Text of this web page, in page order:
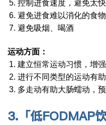
控制进食速度，避免太
避免进食难以消化的食物
避免吸烟、喝酒
运动方面：
建立恒常运动习惯，增
进行不同类型的运动有
多走动有助大肠蠕动，
3. 「低FODMAP